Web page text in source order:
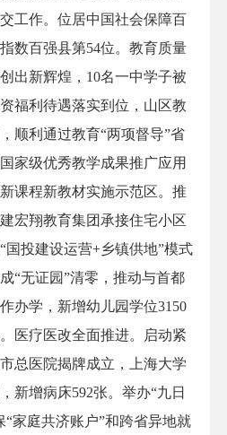
工作。位居中国社会保障百
数百强县第54位。教育质量
出新辉煌，10名一中学子被
福利待遇落实到位，山区教
顺利通过教育“两项督导”省
家级优秀教学成果推广应用
课程新教材实施示范区。推
宏翔教育集团承接住宅小区
国投建设运营+乡镇供地”模式
“无证园”清零，推动与首都
办学，新增幼儿园学位3150
医疗医改全面推进。启动紧
总医院揭牌成立，上海大学
新增病床592张。举办“九日
“家庭共济账户”和跨省异地就